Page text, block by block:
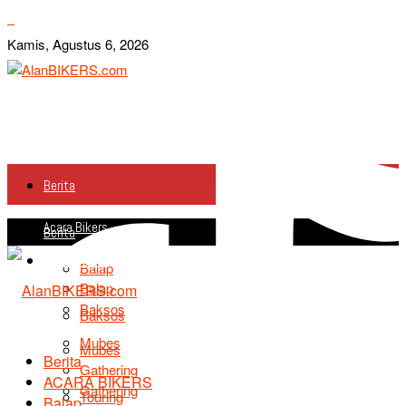
Kamis, Agustus 6, 2026
Berita
Acara Bikers
Balap
Baksos
Mubes
Gathering
Berita
Acara Bikers
Balap
Baksos
Mubes
Gathering
Touring
Berita
ACARA BIKERS